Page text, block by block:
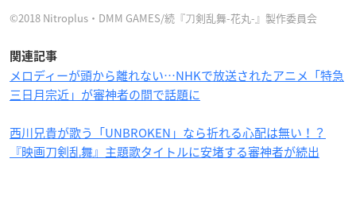
©2018 Nitroplus・DMM GAMES/続『⼑剣乱舞-花丸-』製作委員会
関連記事
メロディーが頭から離れない…NHKで放送されたアニメ「特急
三日月宗近」が審神者の間で話題に
西川兄貴が歌う「UNBROKEN」なら折れる心配は無い！？
『映画刀剣乱舞』主題歌タイトルに安堵する審神者が続出